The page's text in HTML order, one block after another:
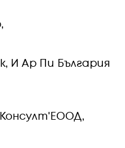
И Ар Пи България